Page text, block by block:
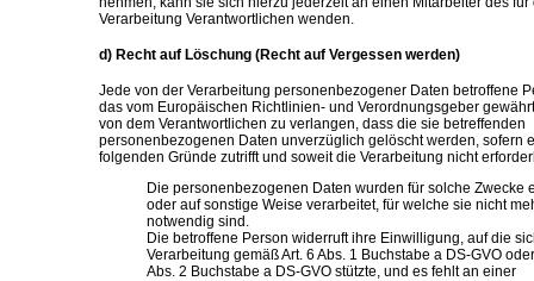
Verarbeitung Verantwortlichen wenden.
d) Recht auf Löschung (Recht auf Vergessen werden)
Jede von der Verarbeitung personenbezogener Daten betroffene
das vom Europäischen Richtlinien- und Verordnungsgeber
von dem Verantwortlichen zu verlangen, dass die sie betreffenden
personenbezogenen Daten unverzüglich gelöscht werden, sofern
folgenden Gründe zutrifft und soweit die Verarbeitung nicht
Die personenbezogenen Daten wurden für solche Zwecke
oder auf sonstige Weise verarbeitet, für welche sie nicht
notwendig sind.
Die betroffene Person widerruft ihre Einwilligung, auf die
Verarbeitung gemäß Art. 6 Abs. 1 Buchstabe a DS-GVO
Abs. 2 Buchstabe a DS-GVO stützte, und es fehlt an einer